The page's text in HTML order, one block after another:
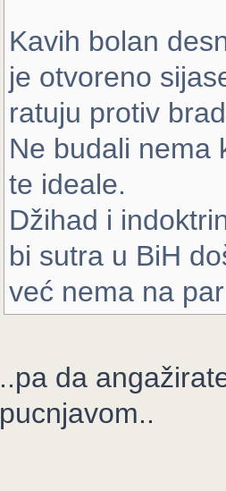
Kavih bolan
je otvoreno
ratuju protiv
Ne budali nema
te ideale.
Džihad i
bi sutra u BiH
već nema na
..pa da
pucnjavom..